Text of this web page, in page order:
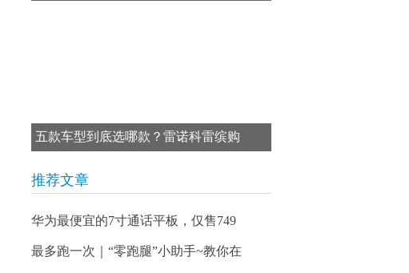
五款车型到底选哪款？雷诺科雷缤购
推荐文章
华为最便宜的7寸通话平板，仅售749
最多跑一次｜“零跑腿”小助手~教你在